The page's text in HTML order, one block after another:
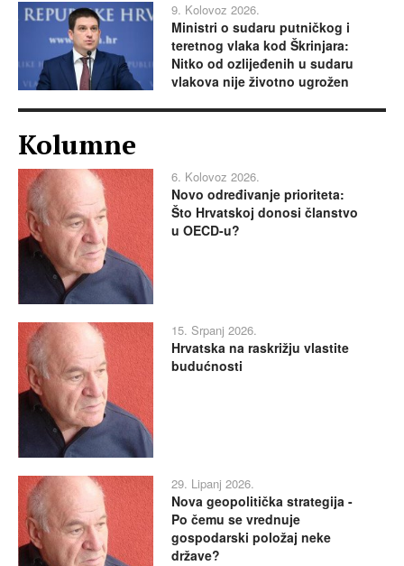
9. Kolovoz 2026.
Ministri o sudaru putničkog i
teretnog vlaka kod Škrinjara:
Nitko od ozlijeđenih u sudaru
vlakova nije životno ugrožen
Kolumne
6. Kolovoz 2026.
Novo određivanje prioriteta:
Što Hrvatskoj donosi članstvo
u OECD-u?
15. Srpanj 2026.
Hrvatska na raskrižju vlastite
budućnosti
29. Lipanj 2026.
Nova geopolitička strategija -
Po čemu se vrednuje
gospodarski položaj neke
države?